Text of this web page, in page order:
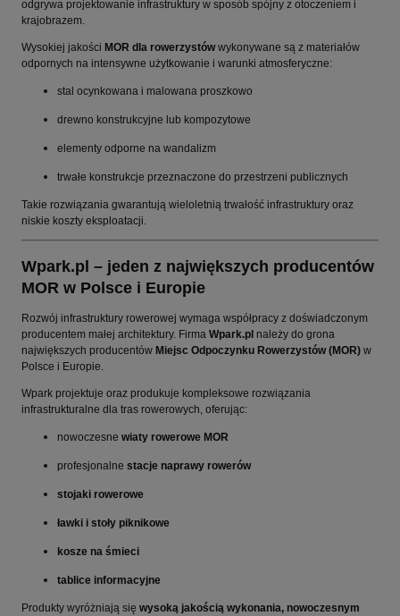
odgrywa projektowanie infrastruktury w sposób spójny z otoczeniem i
krajobrazem.
Wysokiej jakości MOR dla rowerzystówwykonywane są z materiałów
odpornych na intensywne użytkowanie i warunki atmosferyczne:
stal ocynkowana i malowana proszkowo
drewno konstrukcyjne lub kompozytowe
elementy odporne na wandalizm
trwałe konstrukcje przeznaczone do przestrzeni publicznych
Takie rozwiązania gwarantują wieloletnią trwałość infrastruktury oraz
niskie koszty eksploatacji.
Wpark.pl – jeden z największych producentów
MOR w Polsce i Europie
Rozwój infrastruktury rowerowej wymaga współpracy z doświadczonym
producentem małej architektury. Firma Wpark.pl należy do grona
największych producentów Miejsc Odpoczynku Rowerzystów (MOR) w
Polsce i Europie.
Wpark projektuje oraz produkuje kompleksowe rozwiązania
infrastrukturalne dla tras rowerowych, oferując:
nowoczesne wiaty rowerowe MOR
profesjonalne stacje naprawy rowerów
stojaki rowerowe
ławki i stoły piknikowe
kosze na śmieci
tablice informacyjne
Produkty wyróżniają się wysoką jakością wykonania, nowoczesnym